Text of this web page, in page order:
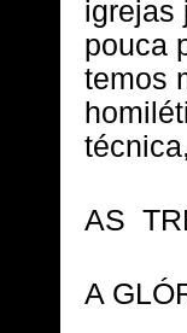
igrejas
pouca
temos
AS
A